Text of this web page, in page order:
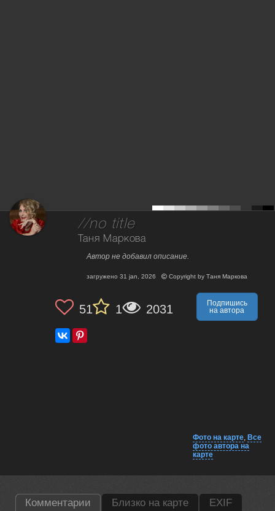
//no title
Таня Маркова
Автор не добавил описание.
загружено 31 jan, 2026 Copyright by Таня Маркова
51 1 2031
Подпишись
на автора
Фото на карте, Все
фото автора на
карте
Комментарии Близко на карте EXIF